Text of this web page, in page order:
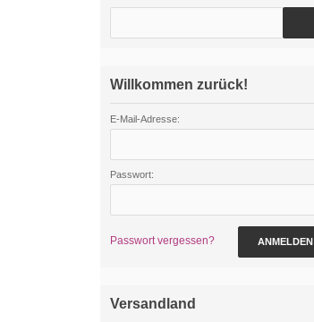
Willkommen zurück!
E-Mail-Adresse:
Passwort:
Passwort vergessen? ANMELDEN
Versandland